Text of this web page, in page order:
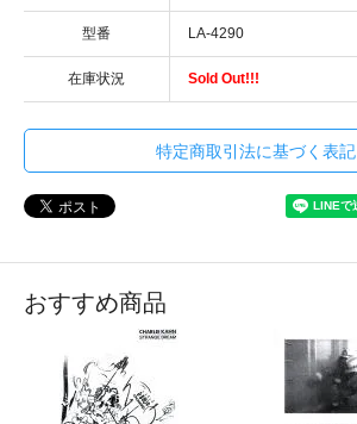
型番 LA-4290
在庫状況 Sold Out!!!
特定商取引法に基づく表記
おすすめ商品